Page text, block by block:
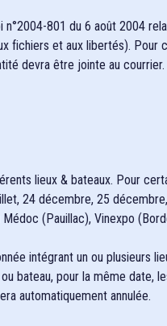
801 du 6 août 2004
et aux libertés).
devra être jointe au
lieux & bateaux. Pour
24 décembre, 25
(Pauillac), Vinexpo
intégrant un ou plusieurs
bateau, pour la même
automatiquement annulée.